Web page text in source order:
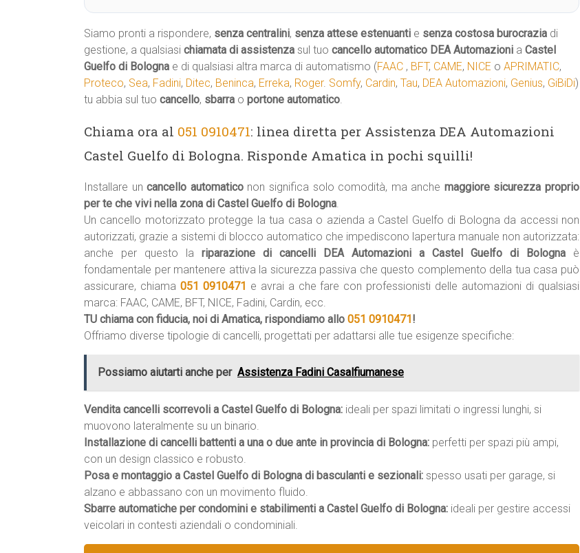
Siamo pronti a rispondere, senza centralini, senza attese estenuanti e senza costosa burocrazia di
gestione, a qualsiasi chiamata di assistenza sul tuo cancello automatico DEA Automazioni a Castel
Guelfo di Bologna e di qualsiasi altra marca di automatismo (FAAC , BFT, CAME, NICE o APRIMATIC,
Proteco, Sea, Fadini, Ditec, Beninca, Erreka, Roger. Somfy, Cardin, Tau, DEA Automazioni, Genius, GiBiDi)
tu abbia sul tuo cancello, sbarra o portone automatico.
Chiama ora al 051 0910471: linea diretta per Assistenza DEA Automazioni
Castel Guelfo di Bologna. Risponde Amatica in pochi squilli!
Installare uncancello automaticonon significa solo comodità, ma anche maggiore sicurezza proprio
per te che vivi nella zona di Castel Guelfo di Bologna.
Un cancello motorizzato protegge la tua casa o azienda a Castel Guelfo di Bologna da accessi non
autorizzati, grazie a sistemi di blocco automatico che impediscono lapertura manuale non autorizzata:
anche per questo la riparazione di cancelli DEA Automazioni a Castel Guelfo di Bologna è
fondamentale per mantenere attiva la sicurezza passiva che questo complemento della tua casa può
assicurare, chiama 051 0910471 e avrai a che fare con professionisti delle automazioni di qualsiasi
marca: FAAC, CAME, BFT, NICE, Fadini, Cardin, ecc.
TU chiama con fiducia, noi di Amatica, rispondiamo allo 051 0910471!
Offriamo diverse tipologie di cancelli, progettati per adattarsi alle tue esigenze specifiche:
Possiamo aiutarti anche per Assistenza Fadini Casalfiumanese
Vendita cancelli scorrevoli a Castel Guelfo di Bologna: ideali per spazi limitati o ingressi lunghi, si
muovono lateralmente su un binario.
Installazione di cancelli battenti a una o due ante in provincia di Bologna: perfetti per spazi più ampi,
con un design classico e robusto.
Posa e montaggio a Castel Guelfo di Bologna di basculanti e sezionali: spesso usati per garage, si
alzano e abbassano con un movimento fluido.
Sbarre automatiche per condomini e stabilimenti a Castel Guelfo di Bologna: ideali per gestire accessi
veicolari in contesti aziendali o condominiali.